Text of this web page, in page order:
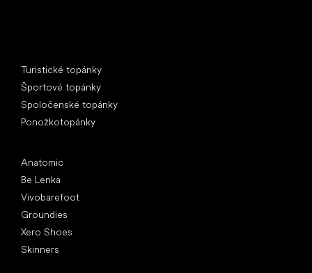
Turistické topánky
Športové topánky
Spoločenské topánky
Ponožkotopánky
Anatomic
Be Lenka
Vivobarefoot
Groundies
Xero Shoes
Skinners